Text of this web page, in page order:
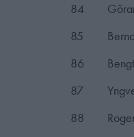
84
85
86
87
88